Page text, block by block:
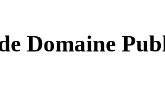
Domaine